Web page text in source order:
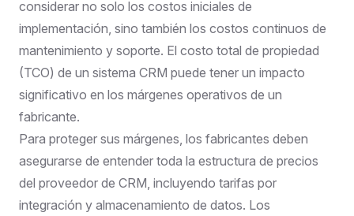
considerar no solo los costos iniciales de
implementación, sino también los costos continuos de
mantenimiento y soporte. El costo total de propiedad
(TCO) de un sistema CRM puede tener un impacto
significativo en los márgenes operativos de un
fabricante.
Para proteger sus márgenes, los fabricantes deben
asegurarse de entender toda la estructura de precios
del proveedor de CRM, incluyendo tarifas por
integración y almacenamiento de datos. Los